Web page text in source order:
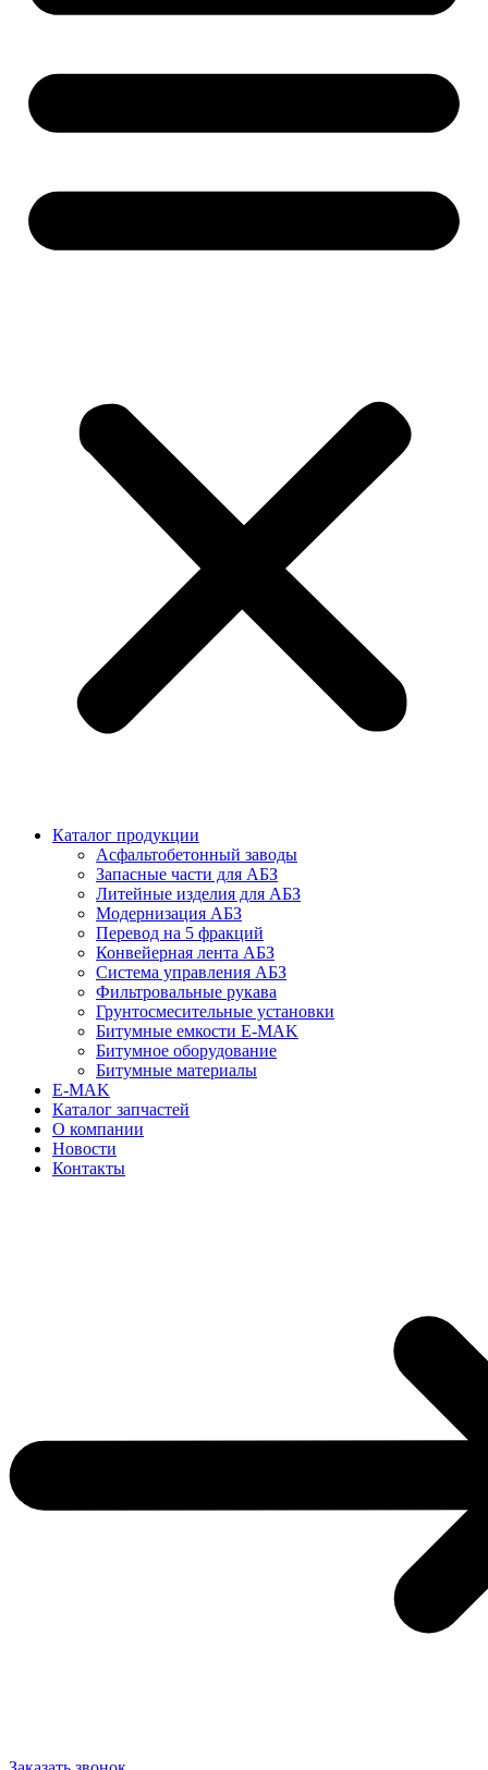
Каталог продукции
Асфальтобетонный заводы
Запасные части для АБЗ
Литейные изделия для АБЗ
Модернизация АБЗ
Перевод на 5 фракций
Конвейерная лента АБЗ
Система управления АБЗ
Фильтровальные рукава
Грунтосмесительные установки
Битумные емкости E-MAK
Битумное оборудование
Битумные материалы
E-MAK
Каталог запчастей
О компании
Новости
Контакты